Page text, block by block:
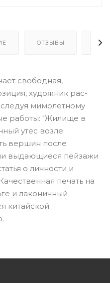
ОТЗЫВЫ
свободная,
художник рас­
мимолетному
работы: "Жилище в
утес возле
вершин после
выдающиеся пейзажи
о личности и
печать на
и лаконичный
китайской